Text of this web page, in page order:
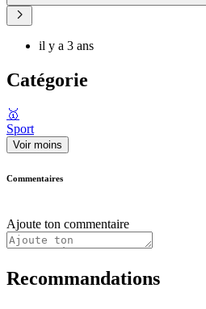
il y a 3 ans
Catégorie
🥇
Sport
Voir moins
Commentaires
Ajoute ton commentaire
Recommandations